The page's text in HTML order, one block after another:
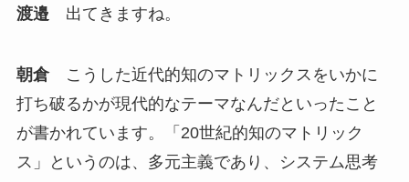
渡邉 出てきますね。
朝倉こうした近代的知のマトリックスをいかに
打ち破るかが現代的なテーマなんだといったこと
が書かれています。「20世紀的知のマトリック
ス」というのは、多元主義であり、システム思考